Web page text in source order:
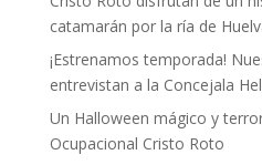
catamarán por la ría de
¡Estrenamos temporada!
entrevistan a la Concejala
Un Halloween mágico y
Ocupacional Cristo Roto